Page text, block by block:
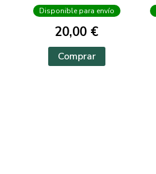
Disponible para envío
20,00 €
Comprar